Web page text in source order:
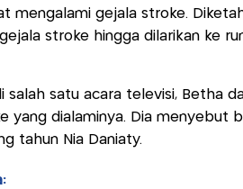
mengalami gejala stroke.
stroke hingga dilarikan ke
salah satu acara televisi, Betha
yang dialaminya. Dia menyebut
tahun Nia Daniaty.